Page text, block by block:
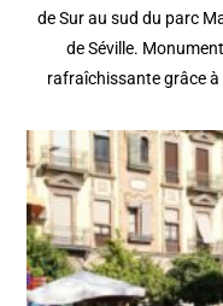
de Sur au sud du parc
de Séville.
rafraîchissante grâce